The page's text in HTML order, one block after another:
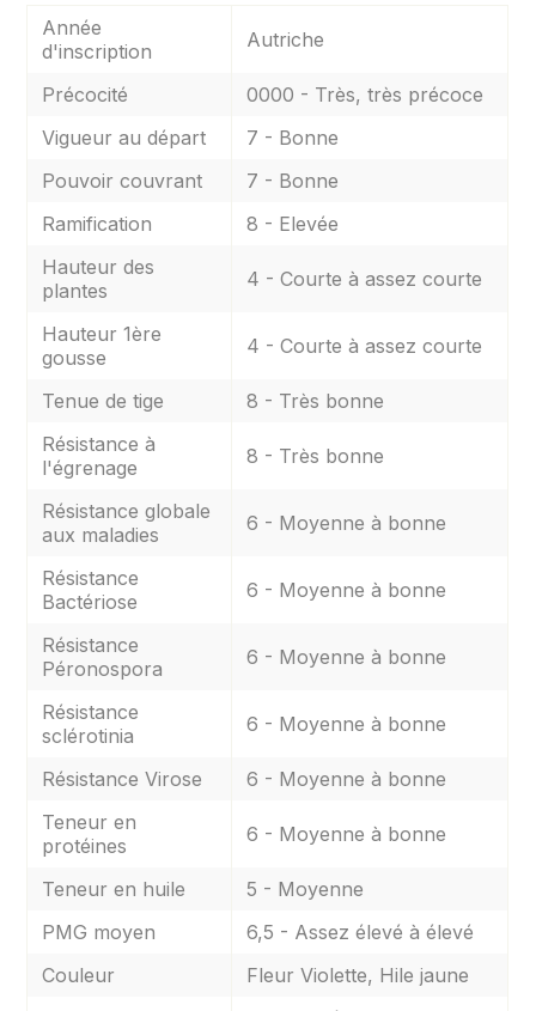
Année
d'inscription
Autriche
Précocité
0000 - Très, très précoce
Vigueur au départ
7 - Bonne
Pouvoir couvrant
7 - Bonne
Ramification
8 - Elevée
Hauteur des
plantes
4 - Courte à assez courte
Hauteur 1ère
gousse
4 - Courte à assez courte
Tenue de tige
8 - Très bonne
Résistance à
l'égrenage
8 - Très bonne
Résistance globale
aux maladies
6 - Moyenne à bonne
Résistance
Bactériose
6 - Moyenne à bonne
Résistance
Péronospora
6 - Moyenne à bonne
Résistance
sclérotinia
6 - Moyenne à bonne
Résistance Virose
6 - Moyenne à bonne
Teneur en
protéines
6 - Moyenne à bonne
Teneur en huile
5 - Moyenne
PMG moyen
6,5 - Assez élevé à élevé
Couleur
Fleur Violette, Hile jaune